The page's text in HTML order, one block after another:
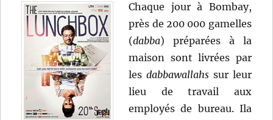
Chaque jour à Bombay,
près de 200 000 gamelles
(dabba) préparées à la
maison sont livrées par
lesdabbawallahs sur leur
lieu de travail aux
employés de bureau. Ila